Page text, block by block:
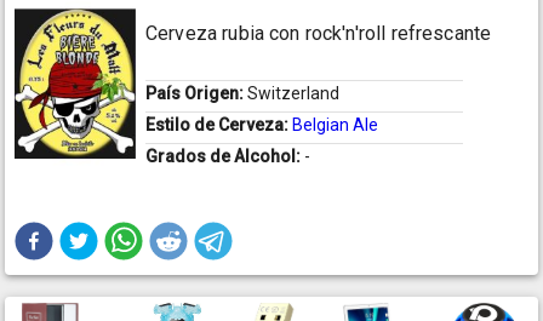
Cerveza rubia con rock'n'roll refrescante
País Origen:Switzerland
Estilo de Cerveza: Belgian Ale
Grados de Alcohol: -